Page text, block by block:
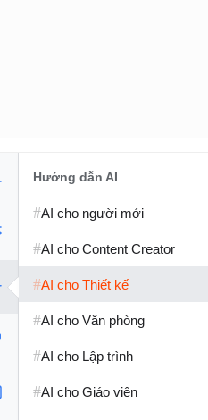
Hướng dẫn AI
#AI cho người mới
#AI cho Content Creator
#AI cho Thiết kế
#AI cho Văn phòng
#AI cho Lập trình
#AI cho Giáo viên